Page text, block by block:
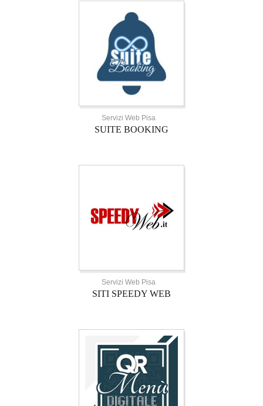
Servizi Web Pisa
SUITE BOOKING
Servizi Web Pisa
SITI SPEEDY WEB